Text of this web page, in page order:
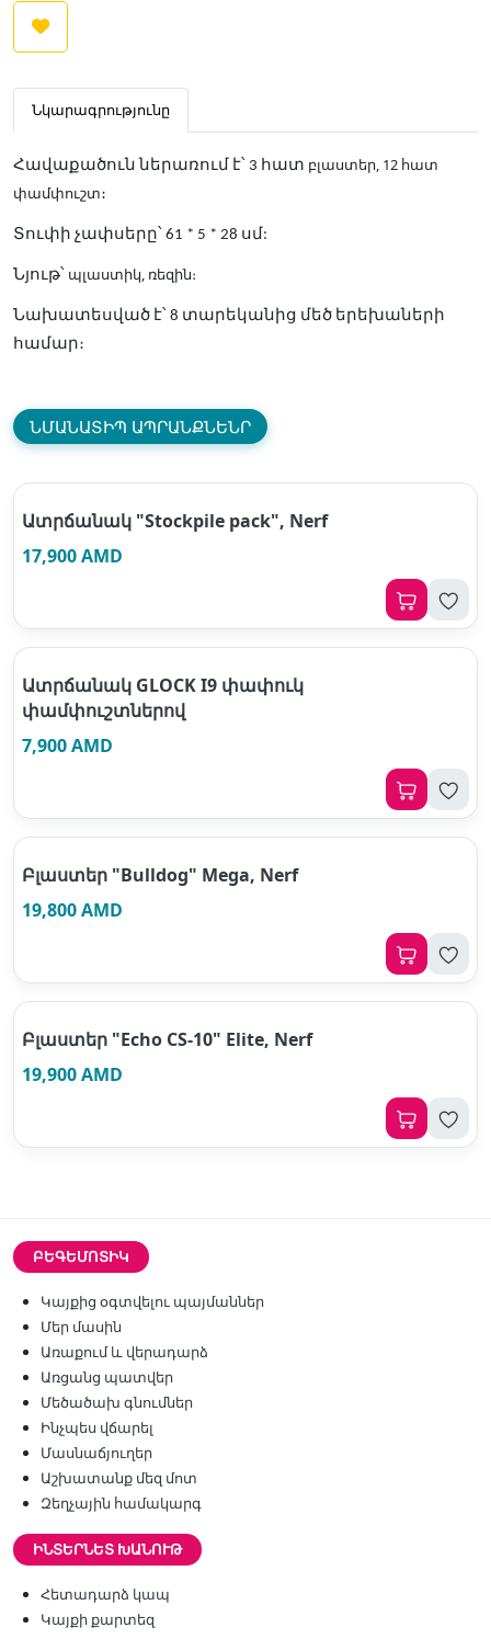
Նկարագրությունը
Հավաքածուն ներառում է՝ 3 հատ բլաստեր, 12 հատ
փամփուշտ։
Տուփի չափսերը՝ 61 * 5 * 28 սմ:
Նյութ՝ պլաստիկ, ռեզին։
Նախատեսված է՝ 8 տարեկանից մեծ երեխաների
համար։
ՆՄԱՆԱՏԻՊ ԱՊՐԱՆՔՆԵՆՐ
Ատրճանակ "Stockpile pack", Nerf
17,900 AMD
Ատրճանակ GLOCK I9 փափուկ
փամփուշտներով
7,900 AMD
Բլաստեր "Bulldog" Mega, Nerf
19,800 AMD
Բլաստեր "Echo CS-10" Elite, Nerf
19,900 AMD
ԲԵԳԵՄՈՏԻԿ
Կայքից օգտվելու պայմաններ
Մեր մասին
Առաքում և վերադարձ
Առցանց պատվեր
Մեծածախ գնումներ
Ինչպես վճարել
Մասնաճյուղեր
Աշխատանք մեզ մոտ
Զեղչային համակարգ
ԻՆՏԵՐՆԵՏ ԽԱՆՈՒԹ
Հետադարձ կապ
Կայքի քարտեզ